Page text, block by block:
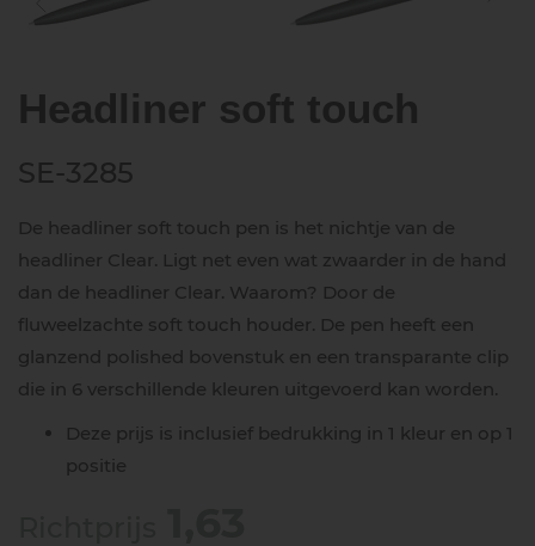
Headliner soft touch
SE-3285
De headliner soft touch pen is het nichtje van de
headliner Clear. Ligt net even wat zwaarder in de hand
dan de headliner Clear. Waarom? Door de
fluweelzachte soft touch houder. De pen heeft een
glanzend polished bovenstuk en een transparante clip
die in 6 verschillende kleuren uitgevoerd kan worden.
Deze prijs is inclusief bedrukking in 1 kleur en op 1
positie